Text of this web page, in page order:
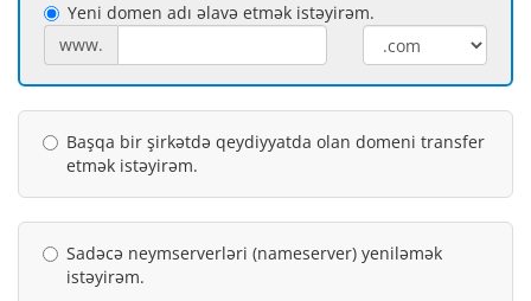
Yeni domen adı əlavə etmək istəyirəm.
www.
Başqa bir şirkətdə qeydiyyatda olan domeni transfer
etmək istəyirəm.
Sadəcə neymserverləri (nameserver) yeniləmək
istəyirəm.